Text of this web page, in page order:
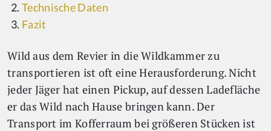
Technische Daten
Fazit
Wild aus dem Revier in die Wildkammer zu
transportieren ist oft eine Herausforderung. Nicht
jeder Jäger hat einen Pickup, auf dessen Ladefläche
er das Wild nach Hause bringen kann. Der
Transport im Kofferraum bei größeren Stücken ist